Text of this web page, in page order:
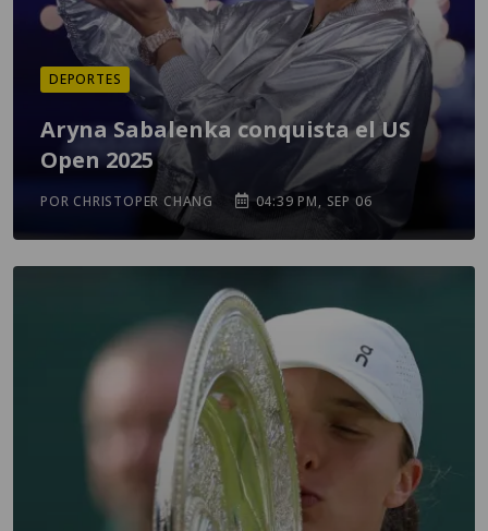
DEPORTES
Aryna Sabalenka conquista el US
Open 2025
POR CHRISTOPER CHANG 04:39 PM, SEP 06